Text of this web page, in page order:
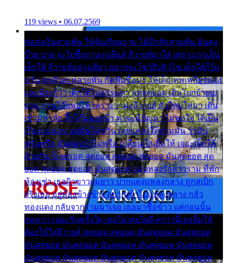
119 views • 06.07.2569
พ่อส่งเงินสามพัน ให้ฉันเรียนราม ได้อีกสักสามพัน ฉันคง
บ๊าย บาย จะไปซื้อกางเกงยีนส์ ลีวายส์มาใส่ เพราะเราเป็น
เด็กใต้ ลีวายส์อย่างเดียว อยากจะโชว์ถึงหิวโซ เด็กใต้ก็ไม่
หวั่น ตกตัวละหลายพัน กัดฟันซื้อมา ให้เด็กเทพเหลียวมอง
และต้องรู้ว่า เด็กใต้ไม่ธรรมดา แต่สุดยอด เดินโยกย้ายเย
ยวน กวนโอ๊ยพอได้ เพราะว่านุ่งลีวายส์ ตัวใหม่ใส่มา เดิน
เข้ามหาลัย จิ๊กโก๊มองหน้า ท่าจะมีปัญหา ไม่พอใจ ได้เป็น
เรื่องแน่นอน แต่ฉันไม่หวั่น เลยแหลงใต้ถามมัน ว่ามัน
พรั่นพรือ มันตอบว่าไม่พรื่อ เปลี่ยนเป็นยิ้มให้ เจอะเด็กใต้
ด้วยกัน ก็เลยรอด สุดยอด สุดยอด สุดยอด มันสุดยอด สุด
ยอด สุดยอด สุดยอด มันสุดยอด แอบหลงรักสาวราม ที่พัก
ห้องเช่า เธอผิวขาวผมยาว ปากแดงแหลงกลาง ถูกสเป็ก
จริงเธอ อยู่ห้องข้างข้าง อยากเข้าไปแหลงกลาง กลัว
ทองแดง กลับจากรามมาเจอ เธอมาซื้อข้าว แต่ก่อนนั้น
สองเรา เจอะกันครั้งใด เธอไม่เคยไยดี คราวนี้เธอยิ้มให้
ต้องให้ใส่ลีวายส์ สุดยอด สุดยอด มันสุดยอด มันสุดยอด
มันสุดยอด มันสุดยอด มันสุดยอด มันสุดยอด มันสุดยอด
มันสุดยอด มันสุดยอด มันสุดยอด มันสุดยอด มันสุดยอด